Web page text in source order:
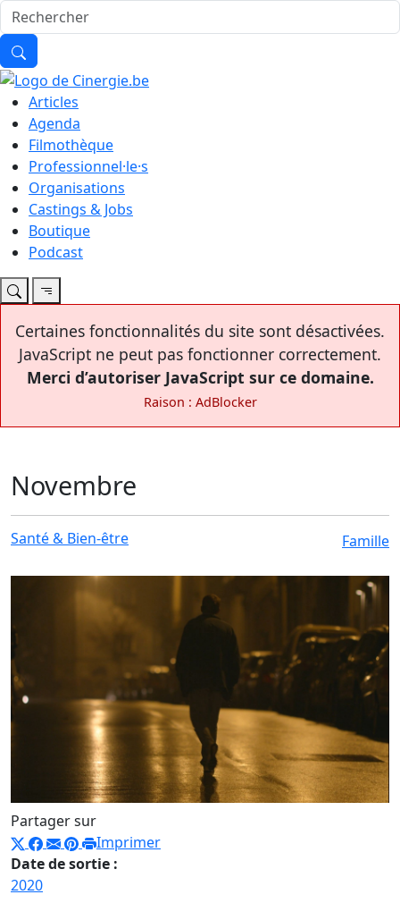
Articles
Agenda
Filmothèque
Professionnel·le·s
Organisations
Castings & Jobs
Boutique
Podcast
Certaines fonctionnalités du site sont désactivées.
JavaScript ne peut pas fonctionner correctement.
Merci d’autoriser JavaScript sur ce domaine.
Raison : AdBlocker
Novembre
Santé & Bien-être Famille
Partager sur
Imprimer
Date de sortie :
2020